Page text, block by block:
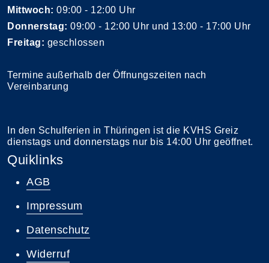
Mittwoch: 09:00 - 12:00 Uhr
Donnerstag: 09:00 - 12:00 Uhr und 13:00 - 17:00 Uhr
Freitag: geschlossen
Termine außerhalb der Öffnungszeiten nach
Vereinbarung
In den Schulferien in Thüringen ist die KVHS Greiz
dienstags und donnerstags nur bis 14:00 Uhr geöffnet.
Quiklinks
AGB
Impressum
Datenschutz
Widerruf